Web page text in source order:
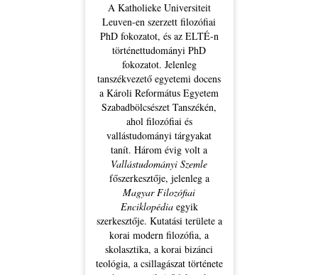
A Katholieke Universiteit
Leuven-en szerzett filozófiai
PhD fokozatot, és az ELTÉ-n
történettudományi PhD
fokozatot. Jelenleg
tanszékvezető egyetemi docens
a Károli Református Egyetem
Szabadbölcsészet Tanszékén,
ahol filozófiai és
vallástudományi tárgyakat
tanít. Három évig volt a
Vallástudományi Szemle
főszerkesztője, jelenleg a
Magyar Filozófiai
Enciklopédia egyik
szerkesztője. Kutatási területe a
korai modern filozófia, a
skolasztika, a korai bizánci
teológia, a csillagászat története